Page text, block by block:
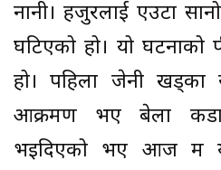
नानी। हजुरलाई एउटा
घटिएको हो। यो घटनाको
हो। पहिला जेनी खड्का
आक्रमण भए बेला
भइदिएको भए आज म